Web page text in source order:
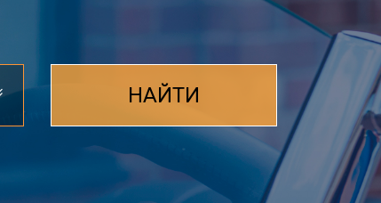
НАЙТИ